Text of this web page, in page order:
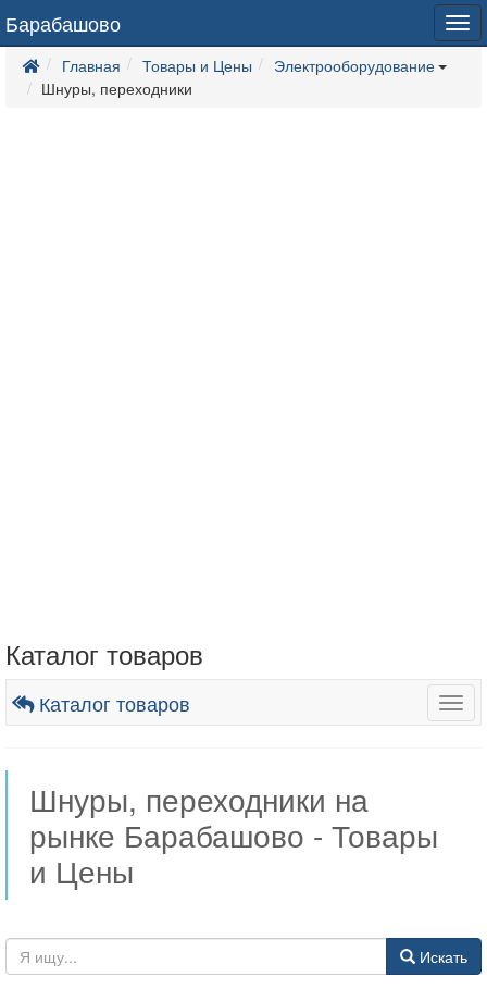
Барабашово
Главная Товары и Цены
Электрооборудование
Шнуры, переходники
Каталог товаров
Каталог товаров
Шнуры, переходники на
рынке Барабашово - Товары
и Цены
Искать